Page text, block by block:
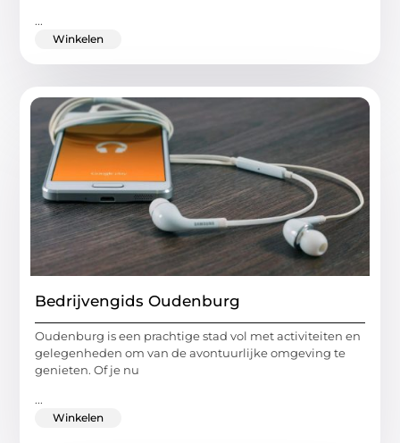
...
Winkelen
Bedrijvengids Oudenburg
Oudenburg is een prachtige stad vol met activiteiten en
gelegenheden om van de avontuurlijke omgeving te
genieten. Of je nu
...
Winkelen